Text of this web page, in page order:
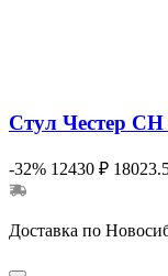
Стул Честер
-32% 12430 ₽
Доставка по